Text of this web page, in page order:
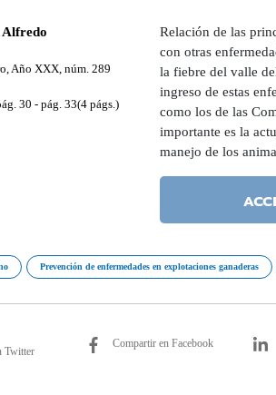
Alfredo
Año XXX, núm. 289
30 - pág. 33(4 págs.)
Relación de las
con otras
la fiebre del valle
ingreso de estas
como los de las
importante es la
manejo de los
Prevención de enfermedades en explotaciones ganaderas
Twitter
Compartir en Facebook